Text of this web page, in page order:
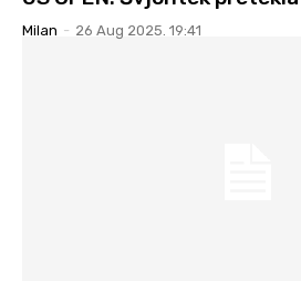
Milan - 26 Aug 2025. 19:41